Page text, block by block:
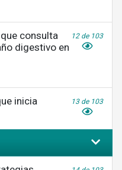
consulta
digestivo en
12 de 103
inicia 13 de 103